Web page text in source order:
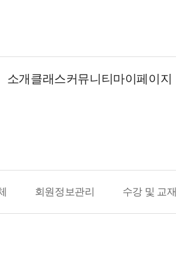
소개클래스커뮤니티마이페이지
회원정보관리 수강 및 교재